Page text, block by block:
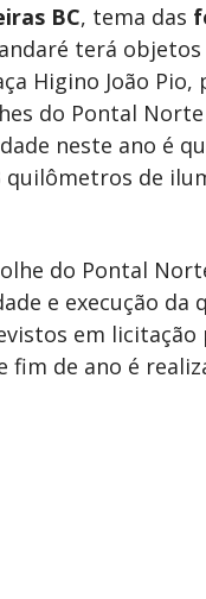
BC, tema das
terá
Higino João Pio,
do Pontal
neste ano é
de
do Pontal
e execução da
em
fim de ano é